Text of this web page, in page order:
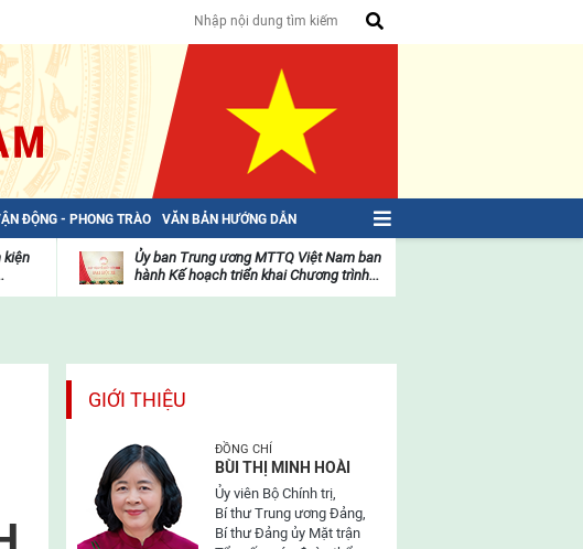
ĐỘNG - PHONG TRÀO VĂN BẢN HƯỚNG DẪN
kiện
mặt
trận
Ủy ban Trung ương MTTQ Việt Nam ban
hành Kế hoạch triển khai Chương trình...
GIỚI THIỆU
ĐỒNG CHÍ
BÙI THỊ MINH HOÀI
Ủy viên Bộ Chính trị,
Bí thư Trung ương Đảng,
Bí thư Đảng ủy Mặt trận